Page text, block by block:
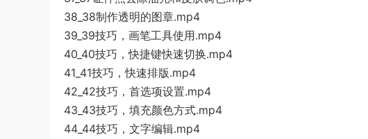
38_38制作透明的图章.mp4
39_39技巧，画笔工具使用.mp4
40_40技巧，快捷键快速切换.mp4
41_41技巧，快速排版.mp4
42_42技巧，首选项设置.mp4
43_43技巧，填充颜色方式.mp4
44_44技巧，文字编辑.mp4